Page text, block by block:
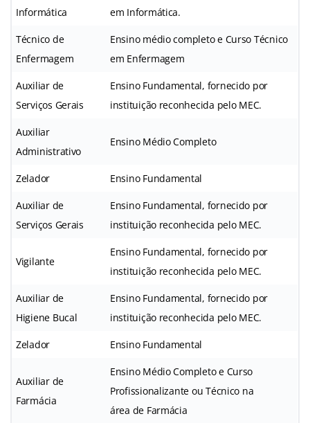
Informática
em Informática.
Técnico de
Enfermagem
Ensino médio completo e Curso Técnico
em Enfermagem
Auxiliar de
Serviços Gerais
Ensino Fundamental, fornecido por
instituição reconhecida pelo MEC.
Auxiliar
Administrativo
Ensino Médio Completo
Zelador Ensino Fundamental
Auxiliar de
Serviços Gerais
Ensino Fundamental, fornecido por
instituição reconhecida pelo MEC.
Vigilante
Ensino Fundamental, fornecido por
instituição reconhecida pelo MEC.
Auxiliar de
Higiene Bucal
Ensino Fundamental, fornecido por
instituição reconhecida pelo MEC.
Zelador Ensino Fundamental
Auxiliar de
Farmácia
Ensino Médio Completo e Curso
Profissionalizante ou Técnico na
área de Farmácia